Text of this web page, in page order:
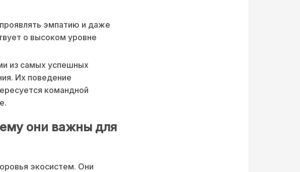
эмпатию и даже
о высоком уровне
из самых успешных
Их поведение
командной
они важны для
экосистем. Они